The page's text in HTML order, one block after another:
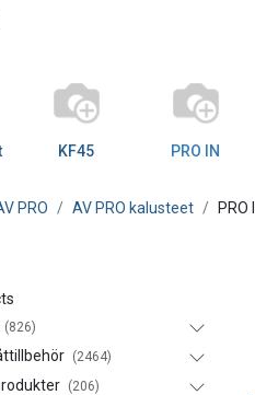
KF45 PRO IN
PRO AV PRO kalusteet PRO
(826)
(2464)
(206)